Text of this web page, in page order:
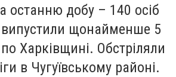
останню добу – 140 осіб
випустили щонайменше 5
Харківщині. Обстріляли
в Чугуївському районі.